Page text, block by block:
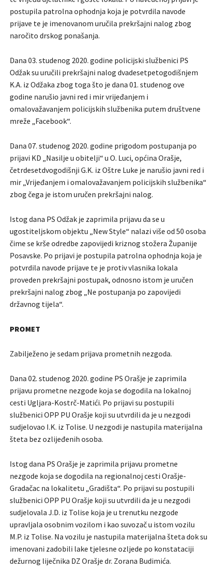
postupila patrolna ophodnja koja je potvrdila navode
prijave te je imenovanom uručila prekršajni nalog zbog
naročito drskog ponašanja.
Dana 03. studenog 2020. godine policijski službenici PS
Odžak su uručili prekršajni nalog dvadesetpetogodišnjem
K.A. iz Odžaka zbog toga što je dana 01. studenog ove
godine narušio javni red i mir vrijeđanjem i
omalovažavanjem policijskih službenika putem društvene
mreže „Facebook“.
Dana 07. studenog 2020. godine prigodom postupanja po
prijavi KD „Nasilje u obitelji“ u O. Luci, općina Orašje,
četrdesetdvogodišnji G.K. iz Oštre Luke je narušio javni red i
mir „Vrijeđanjem i omalovažavanjem policijskih službenika“
zbog čega je istom uručen prekršajni nalog.
Istog dana PS Odžak je zaprimila prijavu da se u
ugostiteljskom objektu „New Style“ nalazi više od 50 osoba
čime se krše odredbe zapovijedi kriznog stožera Županije
Posavske. Po prijavi je postupila patrolna ophodnja koja je
potvrdila navode prijave te je protiv vlasnika lokala
proveden prekršajni postupak, odnosno istom je uručen
prekršajni nalog zbog „Ne postupanja po zapovijedi
državnog tijela“.
PROMET
Zabilježeno je sedam prijava prometnih nezgoda.
Dana 02. studenog 2020. godine PS Orašje je zaprimila
prijavu prometne nezgode koja se dogodila na lokalnoj
cesti Ugljara-Kostrč-Matići. Po prijavi su postupili
službenici OPP PU Orašje koji su utvrdili da je u nezgodi
sudjelovao I.K. iz Tolise. U nezgodi je nastupila materijalna
šteta bez ozlijeđenih osoba.
Istog dana PS Orašje je zaprimila prijavu prometne
nezgode koja se dogodila na regionalnoj cesti Orašje-
Gradačac na lokalitetu „Gradišta“. Po prijavi su postupili
službenici OPP PU Orašje koji su utvrdili da je u nezgodi
sudjelovala J.D. iz Tolise koja je u trenutku nezgode
upravljala osobnim vozilom i kao suvozač u istom vozilu
M.P. iz Tolise. Na vozilu je nastupila materijalna šteta dok su
imenovani zadobili lake tjelesne ozljede po konstataciji
dežurnog liječnika DZ Orašje dr. Zorana Budimića.